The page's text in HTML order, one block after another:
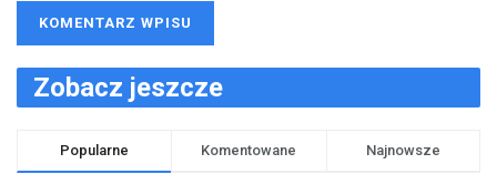
Zobacz jeszcze
Popularne Komentowane Najnowsze